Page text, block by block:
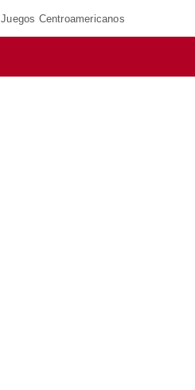
Juegos Centroamericanos